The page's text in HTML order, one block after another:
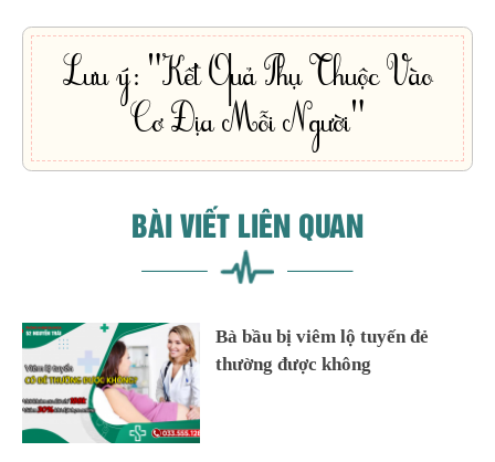
Lưu ý: "Kết Quả Phụ Thuộc Vào
Cơ Địa Mỗi Người"
BÀI VIẾT LIÊN QUAN
Bà bầu bị viêm lộ tuyến đẻ
thường được không